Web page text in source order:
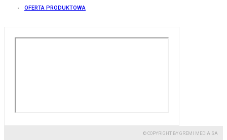
OFERTA PRODUKTOWA
© COPYRIGHT BY GREMI MEDIA SA